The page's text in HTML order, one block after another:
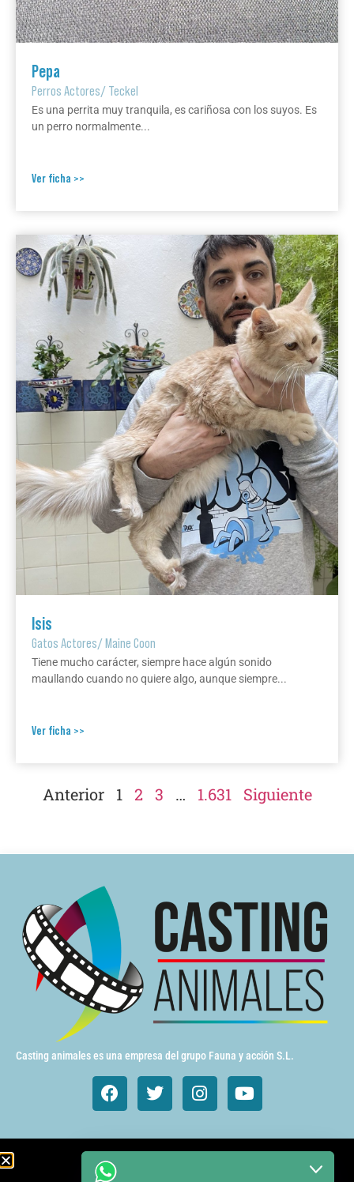
Pepa
Perros Actores/ Teckel
Es una perrita muy tranquila, es cariñosa con los suyos. Es
un perro normalmente...
Ver ficha >>
Isis
Gatos Actores/Maine Coon
Tiene mucho carácter, siempre hace algún sonido
maullando cuando no quiere algo, aunque siempre...
Ver ficha >>
Anterior 1 2 3 … 1.631 Siguiente
Casting animales es una empresa del grupo Fauna y acción S.L.
Animales de cine y TV